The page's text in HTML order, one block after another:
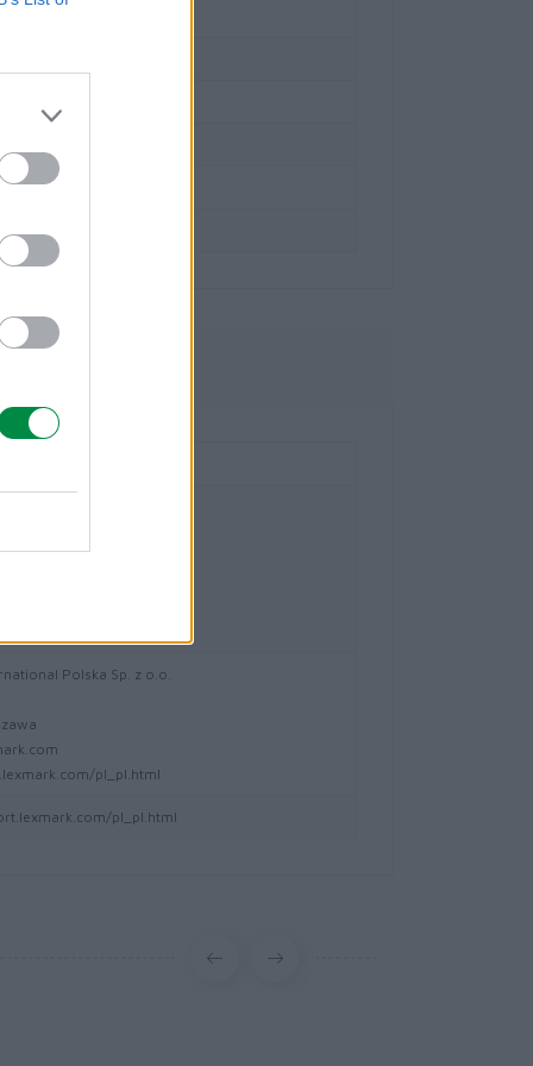
C534dtn, C534n
Case Postale 508 15
Polska Sp. z o.o.
pl_pl.html
pl_pl.html